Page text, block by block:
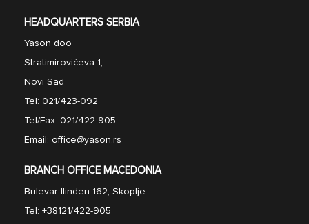
HEADQUARTERS SERBIA
Yason doo
Stratimirovićeva 1,
Novi Sad
Tel: 021/423-092
Tel/Fax: 021/422-905
Email: office@yason.rs
BRANCH OFFICE MACEDONIA
Bulevar Ilinden 162, Skoplje
Tel: +38121/422-905